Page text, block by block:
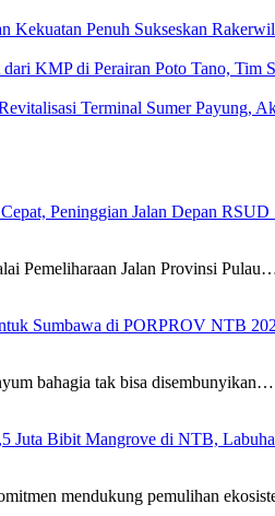
Kekuatan Penuh Sukseskan
KMP di Perairan Poto Tano, Tim
Terminal Sumer Payung,
Peninggian Jalan Depan
Pemeliharaan Jalan Provinsi
Sumbawa di PORPROV NTB
bahagia tak bisa disembunyikan…
Juta Bibit Mangrove di NTB,
mendukung pemulihan